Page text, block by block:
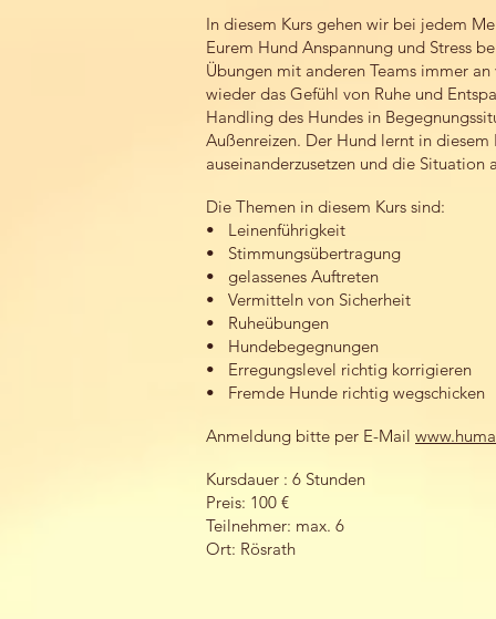
In diesem Kurs gehen wir bei jedem
Eurem Hund Anspannung und Stress
Übungen mit anderen Teams immer
wieder das Gefühl von Ruhe und
Handling des Hundes in
Außenreizen. Der Hund lernt in
auseinanderzusetzen und die Situation
Die Themen in diesem Kurs sind:
• Leinenführigkeit
• Stimmungsübertragung
• gelassenes Auftreten
• Vermitteln von Sicherheit
• Ruheübungen
• Hundebegegnungen
• Erregungslevel richtig korrigieren
• Fremde Hunde richtig wegschicken
Anmeldung bitte per E-Mail
Kursdauer : 6 Stunden
Preis: 100 €
Teilnehmer: max. 6
Ort: Rösrath